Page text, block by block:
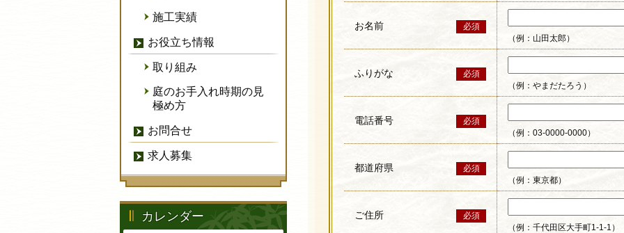
お名前
必須
（例：山田太郎）
ふりがな
必須
（例：やまだたろう）
電話番号
必須
（例：03-0000-0000）
都道府県
必須
（例：東京都）
ご住所
必須
（例：千代田区大手町1-1-1）
施工実績
お役立ち情報
取り組み
庭のお手入れ時期の見
極め方
お問合せ
求人募集
カレンダー